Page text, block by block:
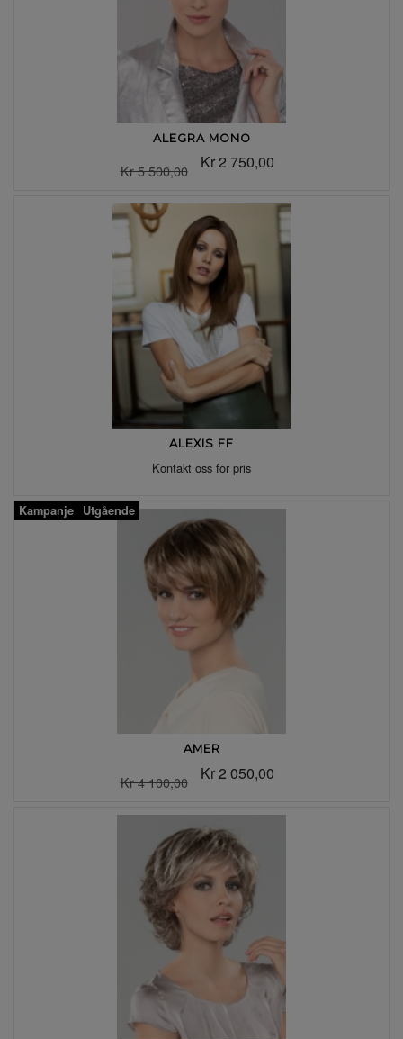
ALEGRA MONO
Kr 5 500,00 Kr 2 750,00
ALEXIS FF
Kontakt oss for pris
Kampanje Utgående
AMER
Kr 4 100,00 Kr 2 050,00